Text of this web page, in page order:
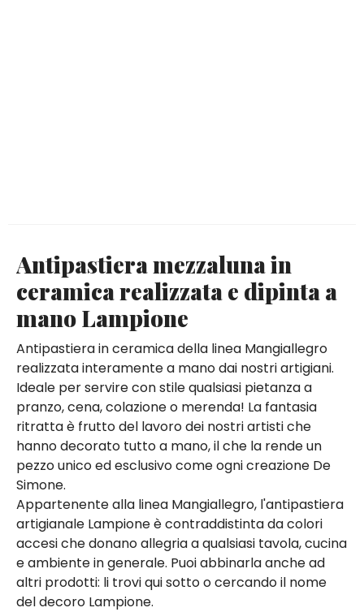
Antipastiera mezzaluna in
ceramica realizzata e dipinta a
mano Lampione
Antipastiera in ceramica della linea Mangiallegro
realizzata interamente a mano dai nostri artigiani.
Ideale per servire con stile qualsiasi pietanza a
pranzo, cena, colazione o merenda! La fantasia
ritratta è frutto del lavoro dei nostri artisti che
hanno decorato tutto a mano, il che la rende un
pezzo unico ed esclusivo come ogni creazione De
Simone.
Appartenente alla linea Mangiallegro, l'antipastiera
artigianale Lampione è contraddistinta da colori
accesi che donano allegria a qualsiasi tavola, cucina
e ambiente in generale. Puoi abbinarla anche ad
altri prodotti: li trovi qui sotto o cercando il nome
del decoro Lampione.